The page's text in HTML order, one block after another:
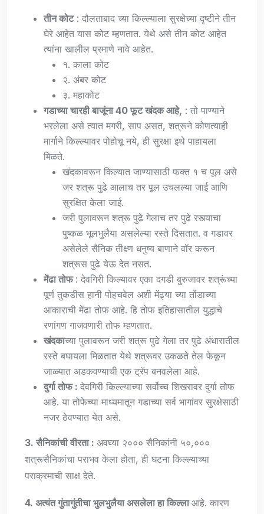
तीन कोट: दौलताबाद च्या किल्ल्याला सुरक्षेच्या दृष्टीने तीन
घेरे आहेत यास कोट म्हणतात. येथे असे तीन कोट आहेत
त्यांना खालील प्रमाणे नावे आहेत.
१. काला कोट
२. अंबर कोट
३. महाकोट
गडाच्या चारही बाजूंना 40 फूट खंदक आहे, : तो पाण्याने
भरलेला असे त्यात मगरी, साप असत, शत्रूने कोणत्याही
मार्गाने किल्ल्यावर पोहोचू नये, ही सुरक्षा इथे पाहायला
मिळते.
खंदकावरून किल्यात जाण्यासाठी फक्त १ च पूल असे
जर शत्रू पुढे आलाच तर पूल उचलल्या जाई आणि
सुरक्षित केला जाई.
जरी पुलावरून शत्रू पुढे गेलाच तर पुढे रस्त्याचा
पुष्कळ भूलभुलैया असलेल्या रस्ते दिसतात. व गडावर
असेलेले सैनिक तीक्ष्ण धनुष्य बाणाने वॉर करून
शत्रूस पुढे येऊ देत नसत.
मेंढा तोफ : देवगिरी किल्यावर एका दगडी बुरुजावर शत्रूंच्या
पूर्ण तुकडीस हानी पोहचवेल अशी मेंढ्या च्या तोंडाच्या
आकाराची मेंढा तोफ आहे. हि तोफ इतिहासातील युद्धाचे
रणांगण गाजवणारी तोफ म्हणतात.
खंदकाच्या पुलावरून जरी शत्रू पुढे गेला तर पुढे अंधारातील
रस्ते बघायला मिळतात येथे शत्रूवर उकळते तेल फेकून
जाळ्यात अडकवण्याची एक ट्रॅप बनवलेला आहे.
दुर्गा तोफ : देवगिरी किल्ल्याच्या सर्वोच्च शिखरावर दुर्गा तोफ
आहे. या तोफेच्या माध्यमातून गडाच्या सर्व भागांवर सुरक्षेसाठी
नजर ठेवण्यात येत असे.
3. सैनिकांची वीरता : अवघ्या २००० सैनिकांनी ५०,०००
शत्रूसैनिकांचा पराभव केला होता, ही घटना किल्ल्याच्या
पराक्रमाची साक्ष देते.
4. अत्यंत गुंतागुंतीचा भुलभुलैया असलेला हा किल्लाआहे. कारण